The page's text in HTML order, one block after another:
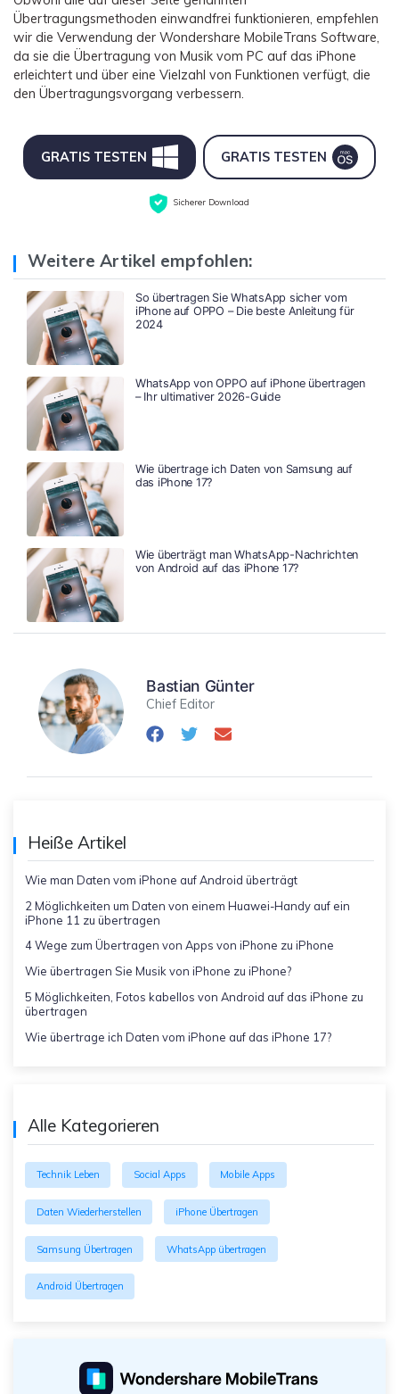
Übertragungsmethoden einwandfrei funktionieren, empfehlen
wir die Verwendung der Wondershare MobileTrans Software,
da sie die Übertragung von Musik vom PC auf das iPhone
erleichtert und über eine Vielzahl von Funktionen verfügt, die
den Übertragungsvorgang verbessern.
GRATIS TESTEN GRATIS TESTEN
Sicherer Download
Weitere Artikel empfohlen:
So übertragen Sie WhatsApp sicher vom
iPhone auf OPPO – Die beste Anleitung für
2024
WhatsApp von OPPO auf iPhone übertragen
– Ihr ultimativer 2026-Guide
Wie übertrage ich Daten von Samsung auf
das iPhone 17?
Wie überträgt man WhatsApp-Nachrichten
von Android auf das iPhone 17?
Bastian Günter
Chief Editor
Heiße Artikel
Wie man Daten vom iPhone auf Android überträgt
2 Möglichkeiten um Daten von einem Huawei-Handy auf ein
iPhone 11 zu übertragen
4 Wege zum Übertragen von Apps von iPhone zu iPhone
Wie übertragen Sie Musik von iPhone zu iPhone?
5 Möglichkeiten, Fotos kabellos von Android auf das iPhone zu
übertragen
Wie übertrage ich Daten vom iPhone auf das iPhone 17?
Alle Kategorieren
Technik Leben Social Apps Mobile Apps
Daten Wiederherstellen iPhone Übertragen
Samsung Übertragen WhatsApp übertragen
Android Übertragen